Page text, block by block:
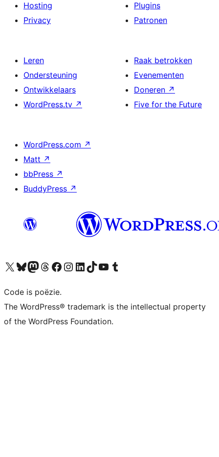
Hosting
Privacy
Plugins
Patronen
Leren
Ondersteuning
Ontwikkelaars
WordPress.tv ↗
Raak betrokken
Evenementen
Doneren ↗
Five for the Future
WordPress.com ↗
Matt ↗
bbPress ↗
BuddyPress ↗
Bezoek ons X (voorheen Twitter) account
Bezoek ons Bluesky account
Bezoek ons Mastodon account
Bezoek ons Threads account
Onze Facebook pagina bezoeken
Bezoek ons Instagram account
Bezoek ons LinkedIn account
Bezoek ons TikTok account
Bezoek ons YouTube kanaalBezoek ons Tumblr account
Code is poëzie.
The WordPress® trademark is the intellectual property
of the WordPress Foundation.